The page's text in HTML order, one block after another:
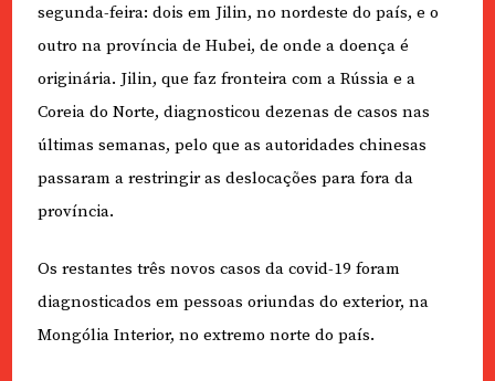
segunda-feira: dois em Jilin, no nordeste do país, e o
outro na província de Hubei, de onde a doença é
originária. Jilin, que faz fronteira com a Rússia e a
Coreia do Norte, diagnosticou dezenas de casos nas
últimas semanas, pelo que as autoridades chinesas
passaram a restringir as deslocações para fora da
província.
Os restantes três novos casos da covid-19 foram
diagnosticados em pessoas oriundas do exterior, na
Mongólia Interior, no extremo norte do país.